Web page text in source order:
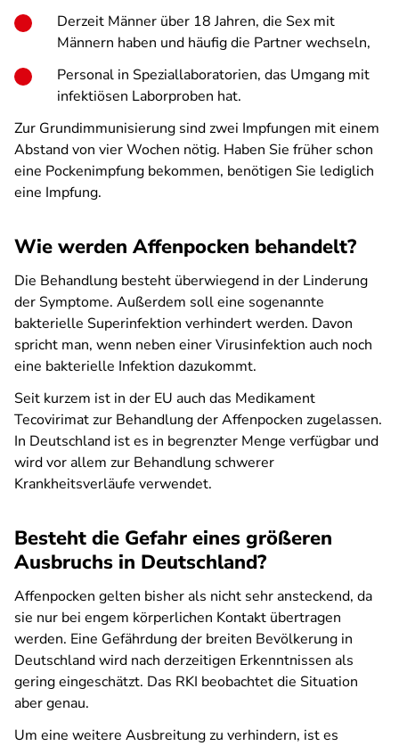
Derzeit Männer über 18 Jahren, die Sex mit
Männern haben und häufig die Partner wechseln,
Personal in Speziallaboratorien, das Umgang mit
infektiösen Laborproben hat.
Zur Grundimmunisierung sind zwei Impfungen mit einem
Abstand von vier Wochen nötig. Haben Sie früher schon
eine Pockenimpfung bekommen, benötigen Sie lediglich
eine Impfung.
Wie werden Affenpocken behandelt?
Die Behandlung besteht überwiegend in der Linderung
der Symptome. Außerdem soll eine sogenannte
bakterielle Superinfektion verhindert werden. Davon
spricht man, wenn neben einer Virusinfektion auch noch
eine bakterielle Infektion dazukommt.
Seit kurzem ist in der EU auch das Medikament
Tecovirimat zur Behandlung der Affenpocken zugelassen.
In Deutschland ist es in begrenzter Menge verfügbar und
wird vor allem zur Behandlung schwerer
Krankheitsverläufe verwendet.
Besteht die Gefahr eines größeren
Ausbruchs in Deutschland?
Affenpocken gelten bisher als nicht sehr ansteckend, da
sie nur bei engem körperlichen Kontakt übertragen
werden. Eine Gefährdung der breiten Bevölkerung in
Deutschland wird nach derzeitigen Erkenntnissen als
gering eingeschätzt. Das RKI beobachtet die Situation
aber genau.
Um eine weitere Ausbreitung zu verhindern, ist es